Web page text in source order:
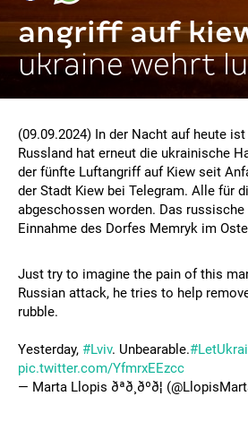
angriff auf
ukraine wehrt
(09.09.2024) In der Nacht auf heute
Russland hat erneut die ukrainische
der fünfte Luftangriff auf Kiew seit
der Stadt Kiew bei Telegram. Alle für
abgeschossen worden. Das
Einnahme des Dorfes Memryk im
Just try to imagine the pain of this
Russian attack, he tries to help
rubble.
Yesterday, #Lviv. Unbearable.
pic.twitter.com/YfmrxEEzcc
— Marta Llopis ðªð¸ðºð¦